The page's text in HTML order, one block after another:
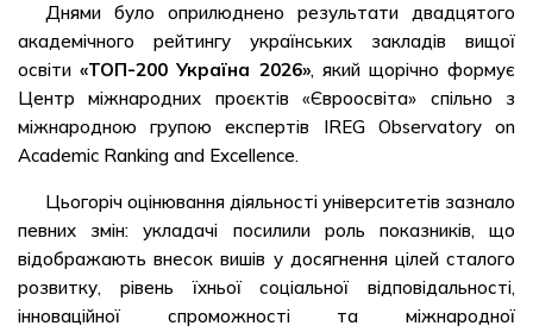
Днями було оприлюднено результати двадцятого
академічного рейтингу українських закладів вищої
освіти«ТОП-200 Україна 2026», який щорічно формує
Центр міжнародних проєктів «Євроосвіта» спільно з
міжнародною групою експертів IREG Observatory on
Academic Ranking and Excellence.
Цьогоріч оцінювання діяльності університетів зазнало
певних змін: укладачі посилили роль показників, що
відображають внесок вишів у досягнення цілей сталого
розвитку, рівень їхньої соціальної відповідальності,
інноваційної спроможності та міжнародної